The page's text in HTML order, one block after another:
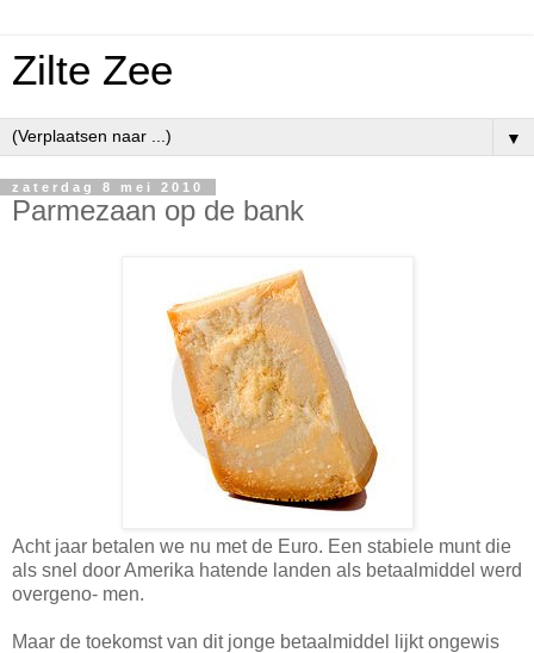
Zilte Zee
▼
zaterdag 8 mei 2010
Parmezaan op de bank
Acht jaar betalen we nu met de Euro. Een stabiele munt die
als snel door Amerika hatende landen als betaalmiddel werd
overgeno- men.
Maar de toekomst van dit jonge betaalmiddel lijkt ongewis